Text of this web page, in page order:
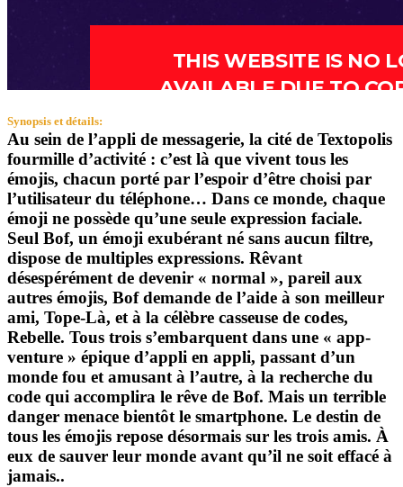
Synopsis et détails:
Au sein de l’appli de messagerie, la cité de Textopolis
fourmille d’activité : c’est là que vivent tous les
émojis, chacun porté par l’espoir d’être choisi par
l’utilisateur du téléphone… Dans ce monde, chaque
émoji ne possède qu’une seule expression faciale.
Seul Bof, un émoji exubérant né sans aucun filtre,
dispose de multiples expressions. Rêvant
désespérément de devenir « normal », pareil aux
autres émojis, Bof demande de l’aide à son meilleur
ami, Tope-Là, et à la célèbre casseuse de codes,
Rebelle. Tous trois s’embarquent dans une « app-
venture » épique d’appli en appli, passant d’un
monde fou et amusant à l’autre, à la recherche du
code qui accomplira le rêve de Bof. Mais un terrible
danger menace bientôt le smartphone. Le destin de
tous les émojis repose désormais sur les trois amis. À
eux de sauver leur monde avant qu’il ne soit effacé à
jamais..